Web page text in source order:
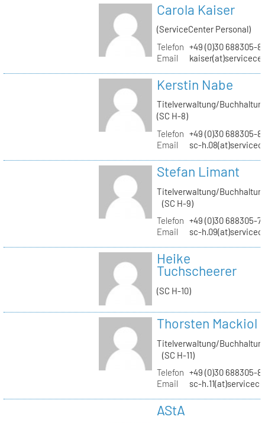
Carola Kaiser
(ServiceCenter Personal)
Telefon +49 (0)30 688305-
Email
Kerstin Nabe
Titelverwaltung/
(SC H-8)
Telefon +49 (0)30 688305-
Email
sc-
Stefan Limant
Titelverwaltung/
(SC H-9)
Telefon +49 (0)30 688305-
Email
sc-
Heike
Tuchscheerer
(SC H-10)
Thorsten Mackiol
Titelverwaltung/
(SC H-11)
Telefon +49 (0)30 688305-
Email
sc-
AStA